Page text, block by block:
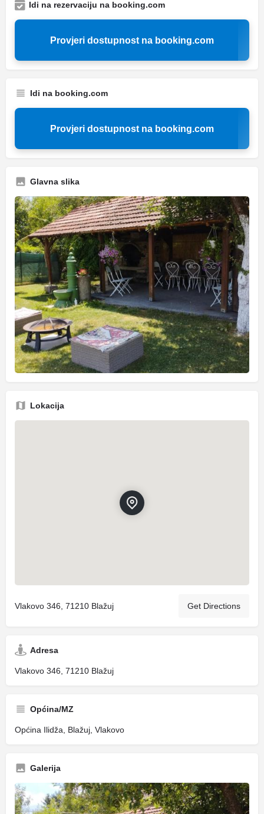
Idi na rezervaciju na booking.com
Provjeri dostupnost na booking.com
Idi na booking.com
Provjeri dostupnost na booking.com
Glavna slika
Lokacija
Vlakovo 346, 71210 Blažuj Get Directions
Adresa
Vlakovo 346, 71210 Blažuj
Općina/MZ
Općina Ilidža, Blažuj, Vlakovo
Galerija